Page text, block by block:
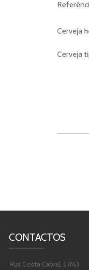
Cerveja
Cerveja
CONTACTOS
Rua Costa Cabral, 57/63